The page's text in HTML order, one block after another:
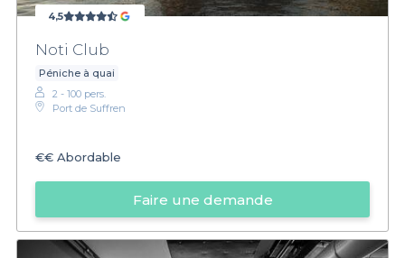
4,5
Noti Club
Péniche à quai
2 - 100 pers.
Port de Suffren
€€ Abordable
Faire une demande